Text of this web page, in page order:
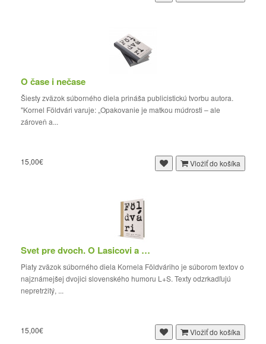
O čase i nečase
Šiesty zväzok súborného diela prináša publicistickú tvorbu autora.
"Kornel Földvári varuje: „Opakovanie je matkou múdrosti – ale
zároveň a...
15,00€ Vložiť do košíka
Svet pre dvoch. O Lasicovi a Satinskom
Piaty zväzok súborného diela Kornela Földváriho je súborom textov o
najznámejšej dvojici slovenského humoru L+S. Texty odzrkadľujú
nepretržitý, ...
15,00€ Vložiť do košíka